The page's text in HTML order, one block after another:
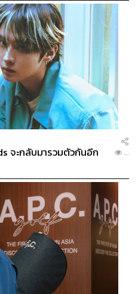
จะกลับมารวมตัวกันอีก
...